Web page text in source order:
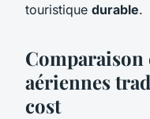
touristique durable.
Comparaison
aériennes
cost